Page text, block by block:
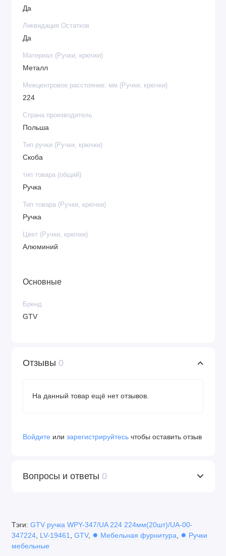
Да
Ликвидация Остатков
Да
Материал (Ручки, крючки)
Металл
Межцентровое расстояние, мм (Ручки, крючки)
224
Страна производитель
Польша
Тип ручки (Ручки, крючки)
Скоба
тип товара (общий)
Ручка
Тип товара (Ручки, крючки)
Ручка
Цвет (Ручки, крючки)
Алюминий
Основные
Бренд
GTV
Отзывы 0
На данный товар ещё нет отзывов.
Войдите или зарегистрируйтесь чтобы оставить отзыв
Вопросы и ответы 0
Тэги: GTV ручка WPY-347/UA 224 224мм(20шт)/UA-00-
347224, LV-19461 GTV, ✹ Мебельная фурнитура
✹ Ручки
мебельные